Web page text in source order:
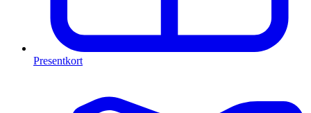
Presentkort